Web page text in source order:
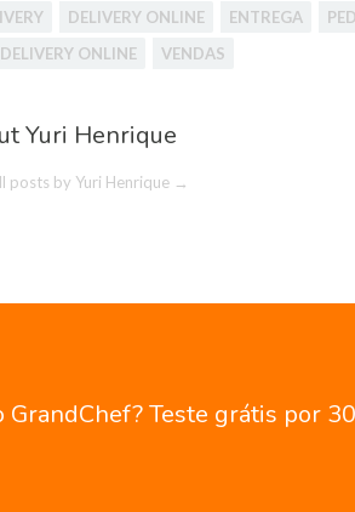
DELIVERY ONLINE ENTREGA
ONLINE VENDAS
Yuri Henrique
posts by Yuri Henrique →
GrandChef? Teste grátis por